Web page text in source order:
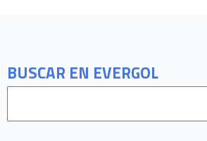
BUSCAR EN EVERGOL